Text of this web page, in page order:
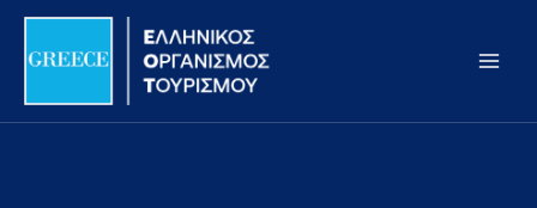
Σημείωση:
ιστότοπος
Μετάβαση
περιεχόμενο